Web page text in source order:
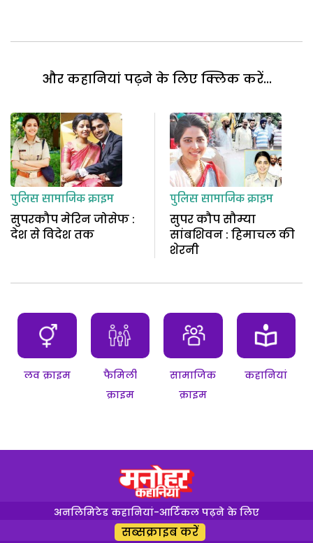
और कहानियां पढ़ने के लिए क्लिक करें...
पुलिससामाजिक क्राइम
सुपरकौप मेरिन जोसेफ :
देश से विदेश तक
पुलिससामाजिक क्राइम
सुपर कौप सौम्या
सांबशिवन : हिमाचल की
शेरनी
लव क्राइम
फैमिली
क्राइम
सामाजिक
क्राइम
कहानियां
अनलिमिटेड कहानियां-आर्टिकल पढ़ने के लिए
सब्सक्राइब करें